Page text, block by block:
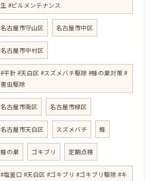
生 #ビルメンテナンス
名古屋市守山区 名古屋市中区
名古屋市中村区
#平針 #天白区 #スズメバチ駆除 #蜂の巣対策 #
害虫駆除
名古屋市南区 名古屋市緑区
名古屋市天白区 スズメバチ 蜂
蜂の巣 ゴキブリ 定期点検
#塩釜口 #天白区 #ゴキブリ #ゴキブリ駆除 #キ